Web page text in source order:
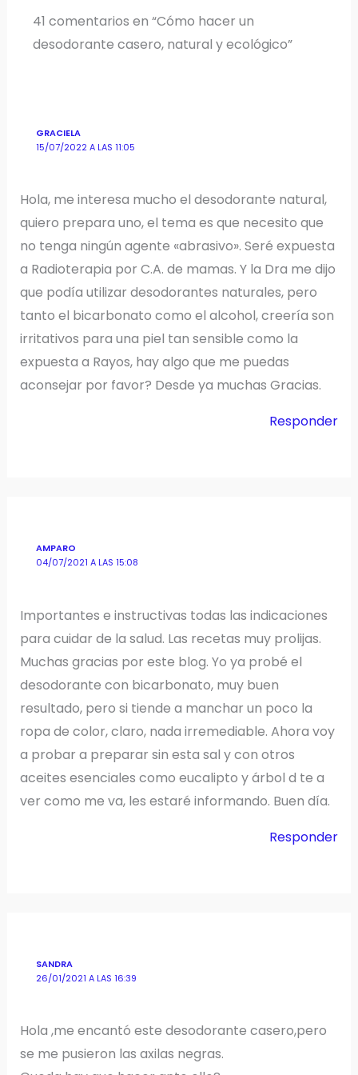
41 comentarios en “Cómo hacer un
desodorante casero, natural y ecológico”
GRACIELA
15/07/2022 A LAS 11:05
Hola, me interesa mucho el desodorante natural,
quiero prepara uno, el tema es que necesito que
no tenga ningún agente «abrasivo». Seré expuesta
a Radioterapia por C.A. de mamas. Y la Dra me dijo
que podía utilizar desodorantes naturales, pero
tanto el bicarbonato como el alcohol, creería son
irritativos para una piel tan sensible como la
expuesta a Rayos, hay algo que me puedas
aconsejar por favor? Desde ya muchas Gracias.
Responder
AMPARO
04/07/2021 A LAS 15:08
Importantes e instructivas todas las indicaciones
para cuidar de la salud. Las recetas muy prolijas.
Muchas gracias por este blog. Yo ya probé el
desodorante con bicarbonato, muy buen
resultado, pero si tiende a manchar un poco la
ropa de color, claro, nada irremediable. Ahora voy
a probar a preparar sin esta sal y con otros
aceites esenciales como eucalipto y árbol d te a
ver como me va, les estaré informando. Buen día.
Responder
SANDRA
26/01/2021 A LAS 16:39
Hola ,me encantó este desodorante casero,pero
se me pusieron las axilas negras.